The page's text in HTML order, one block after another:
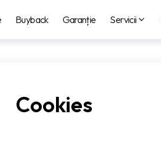
Buyback Garanție Servicii
Cookies